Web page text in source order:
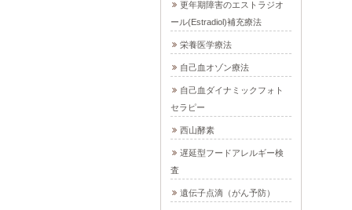
更年期障害のエストラジオ
ール(Estradiol)補充療法
栄養医学療法
自己血オゾン療法
自己血ダイナミックフォト
セラピー
西山酵素
遅延型フードアレルギー検
査
遺伝子点滴（がん予防）